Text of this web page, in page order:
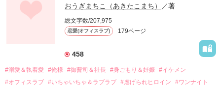
幼なじみの哲平に淡い恋心を抱いていた美桜。
しかし、ある出来事をきっかけに二人の関係は壊れてしまう。
関係修復もできないまま、美桜は両親の離婚によって
引っ越すことになり、哲平とも離れ離れになった。
それから約十二年後。
過去の傷から、二度と会いたくないと思っていた哲平に
運命のような再会を果たす。
おうぎまちこ（あきたこまち） ／著
総文字数/207,975
恋愛(オフィスラブ) 179ページ
458
#溺愛＆執着愛 #俺様 #御曹司＆社長 #身ごもり＆妊娠 #イケメン
#オフィスラブ #いちゃいちゃ＆ラブラブ #虐げられヒロイン
#ワンナイト